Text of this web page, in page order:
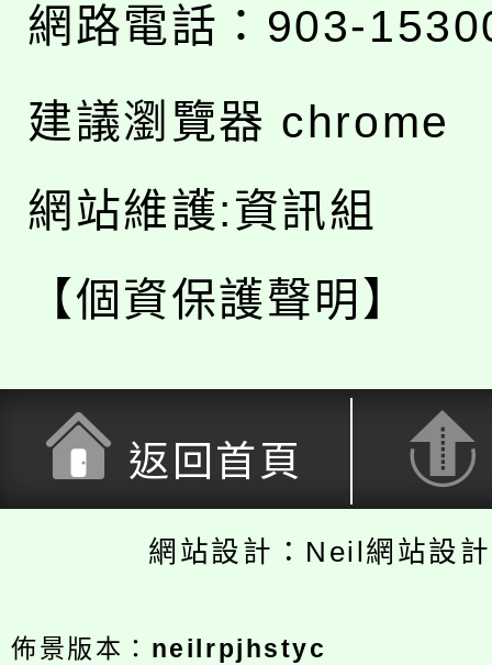
網路電話：903-
建議瀏覽器 chrome
網站維護:資訊組
【個資保護聲明】
返回首頁
網站設計：Neil網站設
佈景版本： neilrpjhstyc